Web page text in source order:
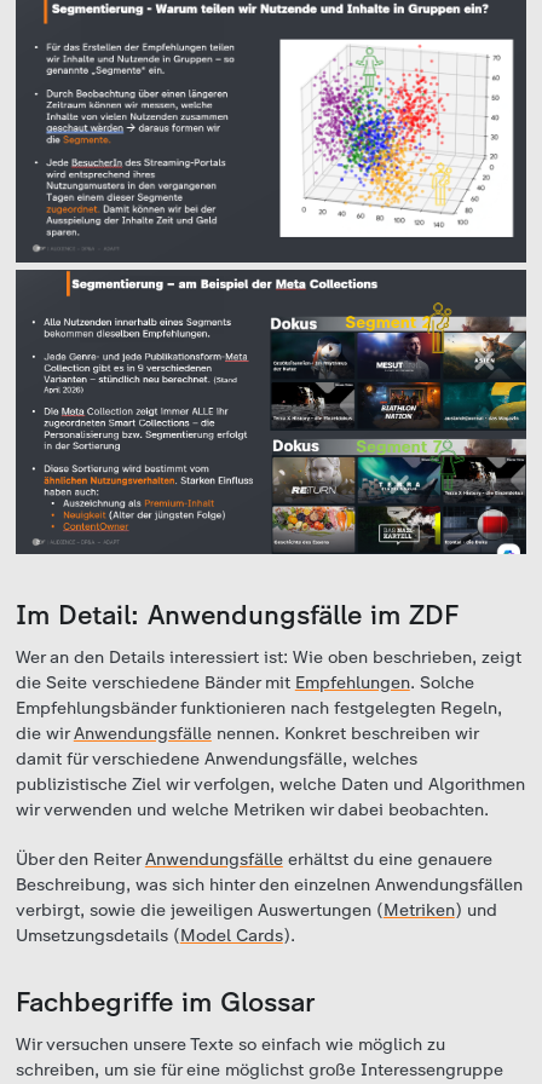
Im Detail: Anwendungsfälle im ZDF
Wer an den Details interessiert ist: Wie oben beschrieben, zeigt
die Seite verschiedene Bänder mit Empfehlungen. Solche
Empfehlungsbänder funktionieren nach festgelegten Regeln,
die wirAnwendungsfällenennen. Konkret beschreiben wir
damit für verschiedene Anwendungsfälle, welches
publizistische Ziel wir verfolgen, welche Daten und Algorithmen
wir verwenden und welche Metriken wir dabei beobachten.
Über den ReiterAnwendungsfälleerhältst du eine genauere
Beschreibung, was sich hinter den einzelnen Anwendungsfällen
verbirgt, sowie die jeweiligen Auswertungen (Metriken) und
Umsetzungsdetails (Model Cards).
Fachbegriffe im Glossar
Wir versuchen unsere Texte so einfach wie möglich zu
schreiben, um sie für eine möglichst große Interessengruppe